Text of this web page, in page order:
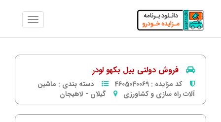
فروش دولتی بیل بکهو لودر
کد مزایده : 4605040069 دسته بندی : ماشین
آلات راه سازی و کشاورزی
گیلان - لاهیجان